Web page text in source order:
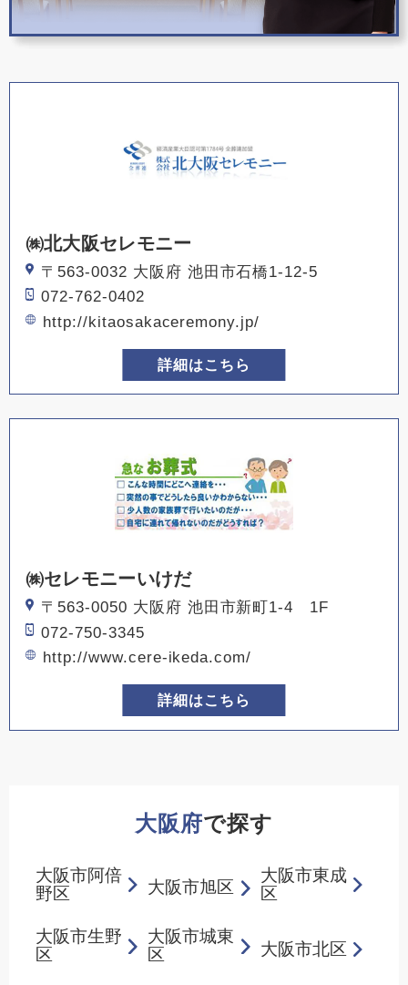
㈱北大阪セレモニー
〒563-0032 大阪府 池田市石橋1-12-5
072-762-0402
http://kitaosakaceremony.jp/
詳細はこちら
㈱セレモニーいけだ
〒563-0050 大阪府 池田市新町1-4 1F
072-750-3345
http://www.cere-ikeda.com/
詳細はこちら
大阪府で探す
大阪市阿倍
野区
大阪市旭区
大阪市東成
区
大阪市生野
区
大阪市城東
区
大阪市北区